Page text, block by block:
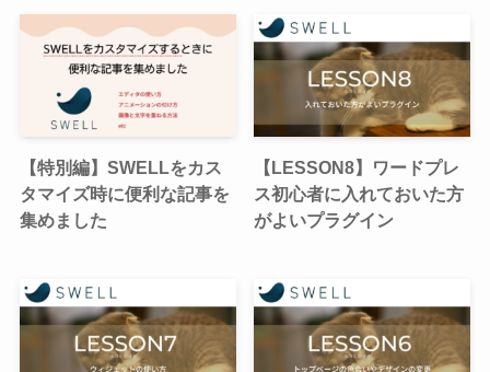
【特別編】SWELLをカス
タマイズ時に便利な記事を
集めました
【LESSON8】ワードプレ
ス初心者に入れておいた方
がよいプラグイン